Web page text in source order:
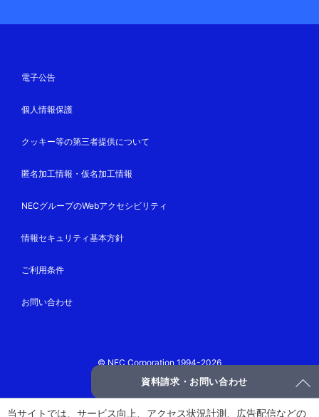
当サイトでは、サービス向上、アクセス状況計測、広告配信などの
資料請求・お問い合わせ
電子公告
個人情報保護
クッキー等の第三者提供について
匿名加工情報・仮名加工情報
NECグループのWebアクセシビリティ
情報セキュリティ基本方針
ご利用条件
お問い合わせ
© NEC Corporation 1994-2026